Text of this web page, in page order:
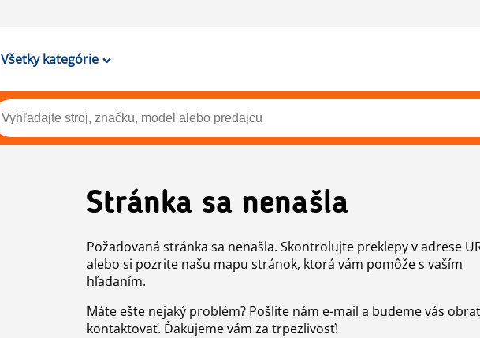
Všetky kategórie
Stránka sa nenašla
Požadovaná stránka sa nenašla. Skontrolujte preklepy v adrese
alebo si pozrite našu mapu stránok, ktorá vám pomôže s vaším
hľadaním.
Máte ešte nejaký problém? Pošlite nám e-mail a budeme vás
kontaktovať. Ďakujeme vám za trpezlivosť!